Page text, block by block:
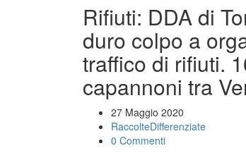
Rifiuti: DDA di
duro colpo a
traffico di rifiuti.
capannoni tra
27 Maggio 2020
RaccolteDifferenziate
0 Commenti